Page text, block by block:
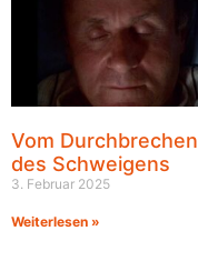
Vom Durchbrechen
des Schweigens
3. Februar 2025
Weiterlesen »